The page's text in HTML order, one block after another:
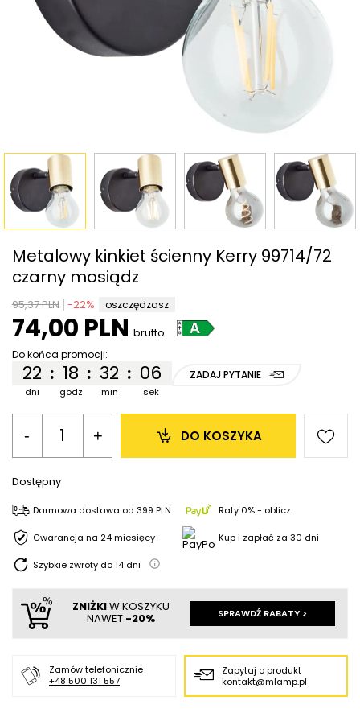
Metalowy kinkiet ścienny Kerry 99714/72
czarny mosiądz
95,37 PLN -22% oszczędzasz
74,00 PLN brutto
Do końca promocji:
:
dni
22 :
godz
18 :
min
32
sek
06 ZADAJ PYTANIE
- + DO KOSZYKA
Dostępny
Darmowa dostawa od 399 PLN Raty 0% - oblicz
Gwarancja na 24 miesięcy Kup i zapłać za 30 dni
Szybkie zwroty do14 dni
ZNIŻKIW KOSZYKU
NAWET -20% SPRAWDŹ RABATY >
Zamów telefonicznie
+48 500 131 557
Zapytaj o produkt
kontakt@mlamp.pl